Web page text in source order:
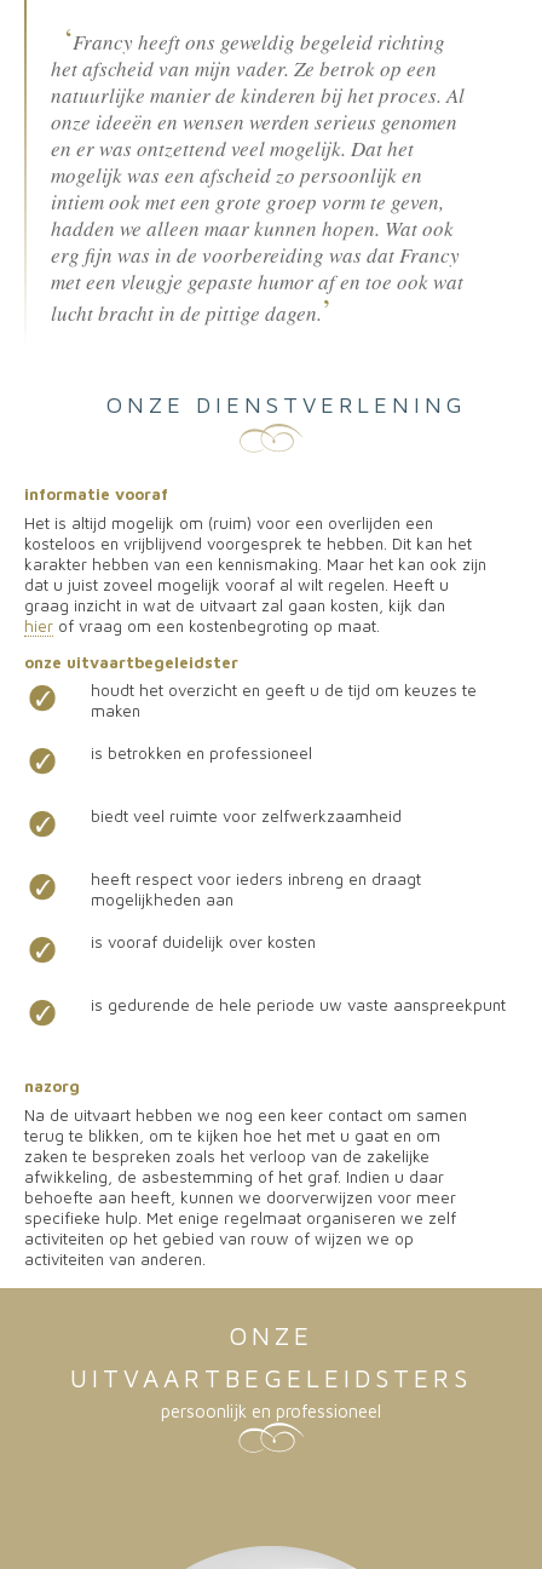
Francy heeft ons geweldig begeleid richting
het afscheid van mijn vader. Ze betrok op een
natuurlijke manier de kinderen bij het proces. Al
onze ideeën en wensen werden serieus genomen
en er was ontzettend veel mogelijk. Dat het
mogelijk was een afscheid zo persoonlijk en
intiem ook met een grote groep vorm te geven,
hadden we alleen maar kunnen hopen. Wat ook
erg fijn was in de voorbereiding was dat Francy
met een vleugje gepaste humor af en toe ook wat
lucht bracht in de pittige dagen.
ONZE DIENSTVERLENING
informatie vooraf
Het is altijd mogelijk om (ruim) voor een overlijden een
kosteloos en vrijblijvend voorgesprek te hebben. Dit kan het
karakter hebben van een kennismaking. Maar het kan ook zijn
dat u juist zoveel mogelijk vooraf al wilt regelen. Heeft u
graag inzicht in wat de uitvaart zal gaan kosten, kijk dan
hier of vraag om een kostenbegroting op maat.
onze uitvaartbegeleidster
houdt het overzicht en geeft u de tijd om keuzes te
maken
is betrokken en professioneel
biedt veel ruimte voor zelfwerkzaamheid
heeft respect voor ieders inbreng en draagt
mogelijkheden aan
is vooraf duidelijk over kosten
is gedurende de hele periode uw vaste aanspreekpunt
nazorg
Na de uitvaart hebben we nog een keer contact om samen
terug te blikken, om te kijken hoe het met u gaat en om
zaken te bespreken zoals het verloop van de zakelijke
afwikkeling, de asbestemming of het graf. Indien u daar
behoefte aan heeft, kunnen we doorverwijzen voor meer
specifieke hulp. Met enige regelmaat organiseren we zelf
activiteiten op het gebied van rouw of wijzen we op
activiteiten van anderen.
ONZE
UITVAARTBEGELEIDSTERS
persoonlijk en professioneel